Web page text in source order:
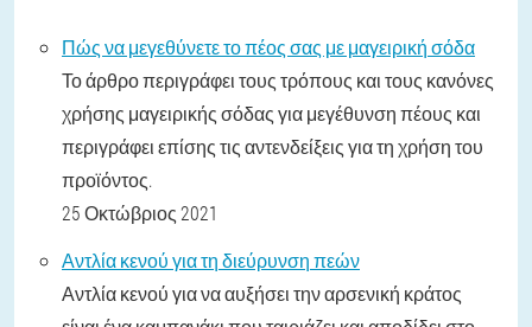
Πώς να μεγεθύνετε το πέος σας με μαγειρική σόδα
Το άρθρο περιγράφει τους τρόπους και τους κανόνες
χρήσης μαγειρικής σόδας για μεγέθυνση πέους και
περιγράφει επίσης τις αντενδείξεις για τη χρήση του
προϊόντος.
25 Οκτώβριος 2021
Αντλία κενού για τη διεύρυνση πεών
Αντλία κενού για να αυξήσει την αρσενική κράτος